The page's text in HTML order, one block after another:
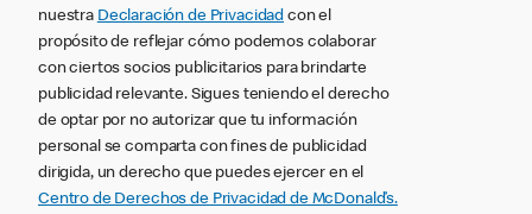
nuestra Declaración de Privacidad con el
propósito de reflejar cómo podemos colaborar
con ciertos socios publicitarios para brindarte
publicidad relevante. Sigues teniendo el derecho
de optar por no autorizar que tu información
personal se comparta con fines de publicidad
dirigida, un derecho que puedes ejercer en el
Centro de Derechos de Privacidad de McDonald’s.